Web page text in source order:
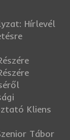
Hírlevél
Kliens
Tábor